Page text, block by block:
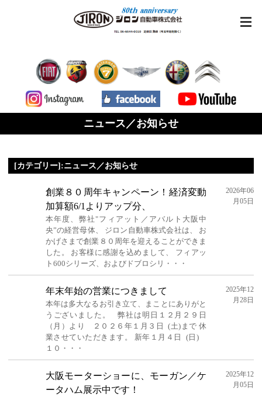
ニュース／お知らせ
[カテゴリー]:ニュース／お知らせ
創業８０周年キャンペーン！経済変動
加算額6/1よりアップ分、
本年度、弊社"フィアット／アバルト大阪中
央”の経営母体、 ジロン自動車株式会社は、 お
かげさまで創業８０周年を迎えることができま
した。 お客様に感謝を込めまして、 フィアッ
ト600シリーズ、およびドブロシリ・・・
2026年06
月05日
年末年始の営業につきまして
本年は多大なるお引き立て、まことにありがと
うございました。 弊社は明日１２月２９日
（月）より ２０２６年１月３日 (土)まで 休
業させていただきます。 新年１月４日 (日)
１０・・・
2025年12
月28日
大阪モーターショーに、モーガン／ケ
ータハム展示中です！
2025年12
月05日